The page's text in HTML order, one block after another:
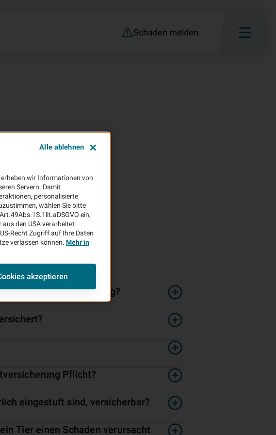
Schaden melden
Haftpflichtversicherung?
Pflicht?
eingestuft sind, versicherbar?
Tier einen Schaden verursacht
wir Informationen von
Servern. Damit
personalisierte
wählen Sie bitte
ein,
den USA verarbeitet
Recht Zugriff auf Ihre Daten
verlassen können. Mehr in
akzeptieren
Alle ablehnen